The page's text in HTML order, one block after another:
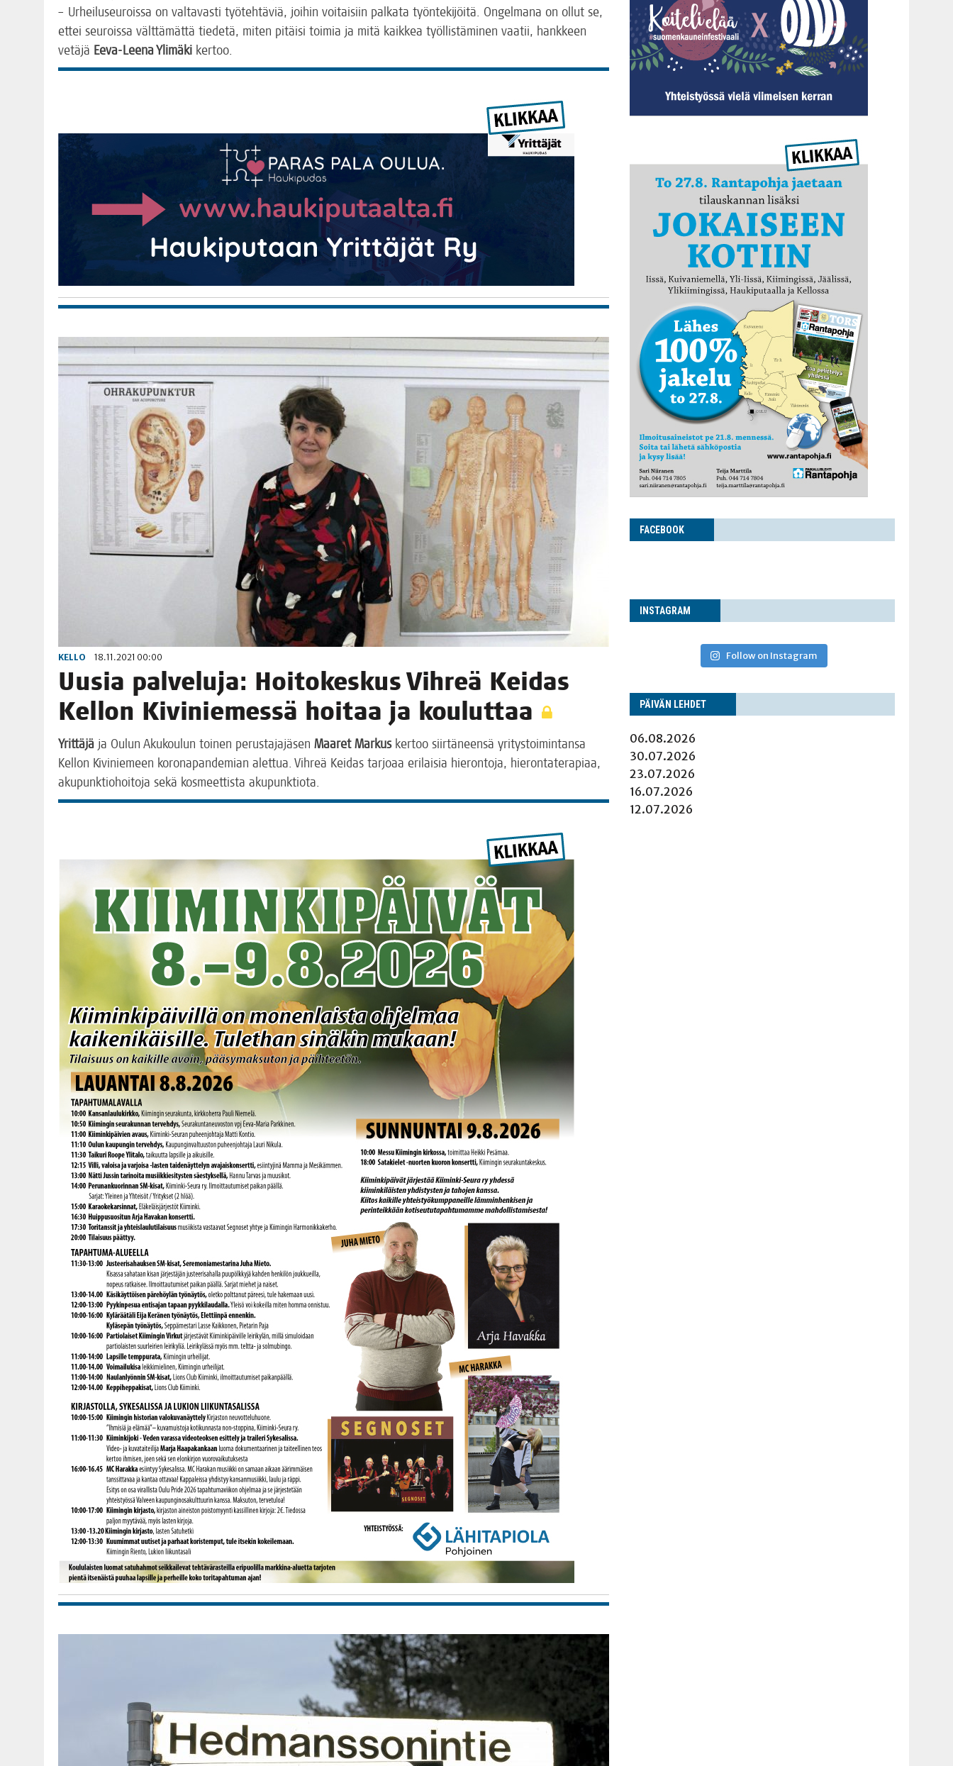
– Urhei­luseu­rois­sa on val­ta­vas­ti työ­teh­tä­viä, joi­hin voi­tai­siin pal­ka­ta työn­te­ki­jöi­tä. Ongel­ma­na on ollut se,
ettei seu­rois­sa vält­tä­mät­tä tie­de­tä, miten pitäi­si toi­mia ja mitä kaik­kea työl­lis­tä­mi­nen vaa­tii, hank­keen
vetä­jä Eeva-Lee­na Yli­mä­ki ker­too.
KELLO 18.11.2021 00:00
Uusia pal­ve­lu­ja: Hoi­to­kes­kus Vih­reä Kei­das
Kel­lon Kivi­nie­mes­sä hoi­taa ja kouluttaa
Yrit­tä­jä ja Oulun Aku­kou­lun toi­nen perus­ta­ja­jä­sen Maa­ret Mar­kusker­too siir­tä­neen­sä yri­tys­toi­min­tan­sa
Kel­lon Kivi­nie­meen koro­na­pan­de­mian alet­tua. Vih­reä Kei­das tar­jo­aa eri­lai­sia hie­ron­to­ja, hie­ron­ta­te­ra­pi­aa,
aku­punk­tio­hoi­to­ja sekä kos­meet­tis­ta akupunktiota.
FACE­BOOK
INS­TA­GRAM
Follow on Instagram
PÄI­VÄN LEHDET
06.08.2026
30.07.2026
23.07.2026
16.07.2026
12.07.2026